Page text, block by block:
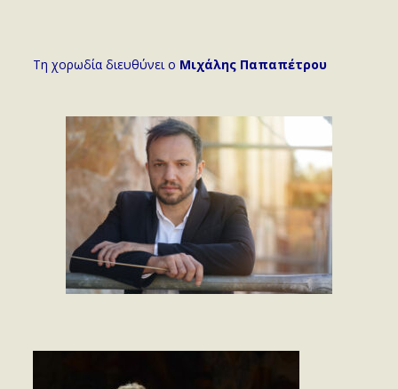
Τη χορωδία διευθύνει ο Μιχάλης Παπαπέτρου